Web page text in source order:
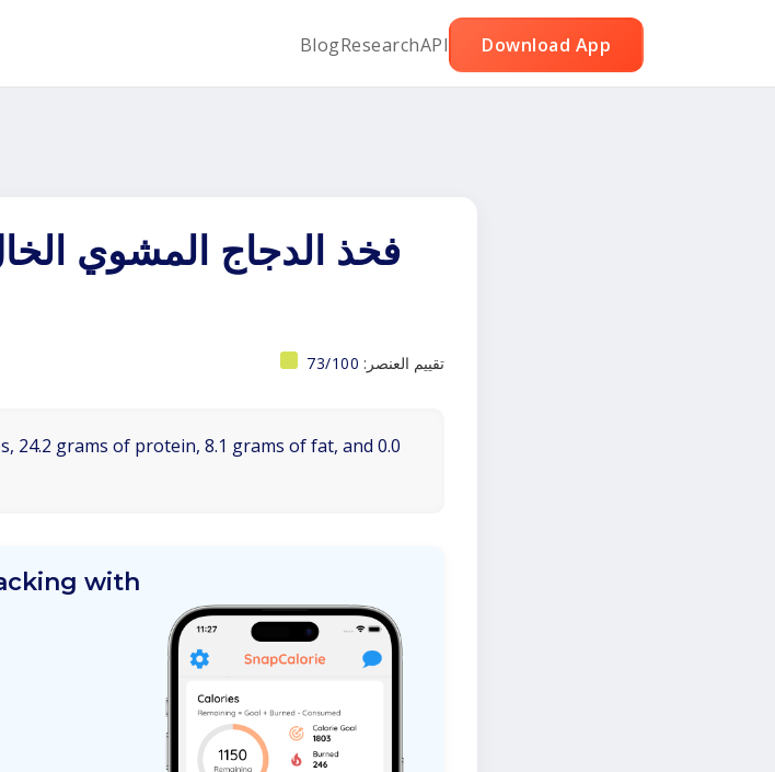
BlogResearchAPI Download App
فخذ الدجاج المشوي
تقييم العنصر: 73/100
24.2 grams of protein, 8.1 grams of fat, and 0.0
with